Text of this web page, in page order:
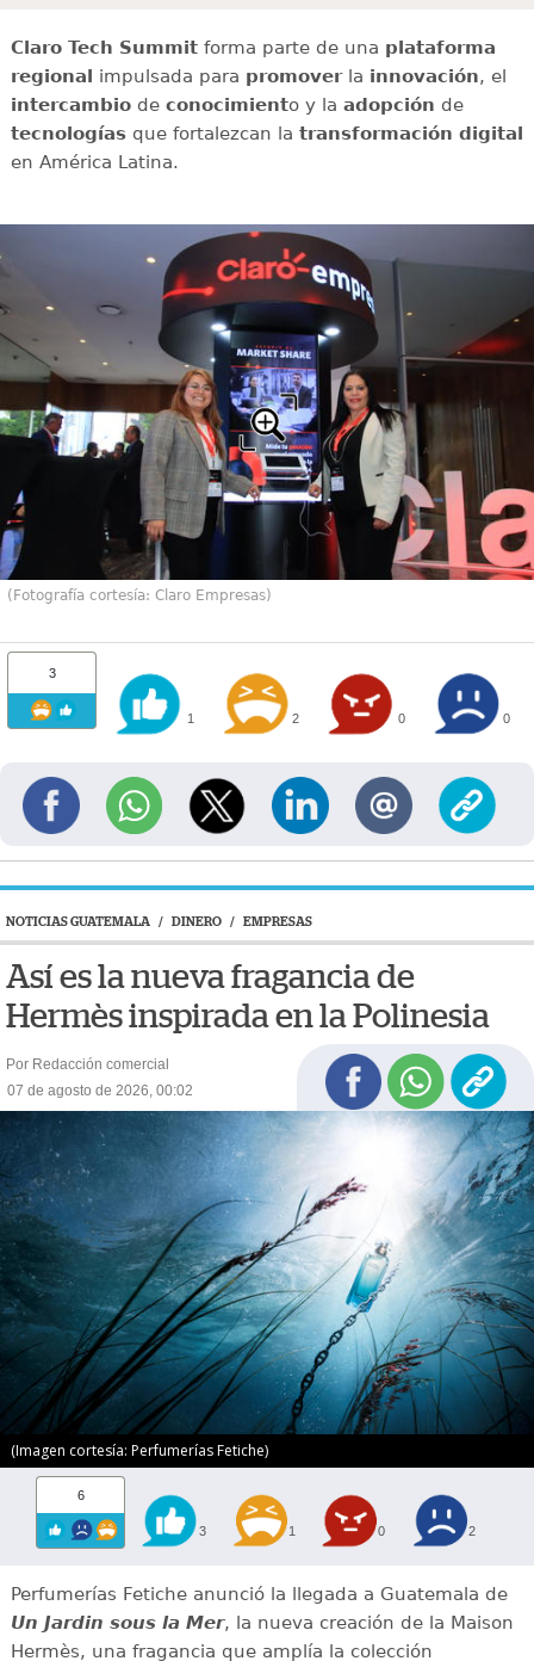
Claro Tech Summitforma parte de una plataforma
regional impulsada para promoverla innovación, el
intercambiode conocimiento y la adopción de
tecnologíasque fortalezcan la transformación digital
en América Latina.
(Fotografía cortesía: Claro Empresas)
3
1 2 0 0
NOTICIAS GUATEMALA / DINERO / EMPRESAS
Así es la nueva fragancia de
Hermès inspirada en la Polinesia
Por Redacción comercial
07 de agosto de 2026, 00:02
(Imagen cortesía: Perfumerías Fetiche)
6
3 1 0 2
Perfumerías Fetiche anunció la llegada a Guatemala de
Un Jardin sous la Mer, la nueva creación de la Maison
Hermès, una fragancia que amplía la colección